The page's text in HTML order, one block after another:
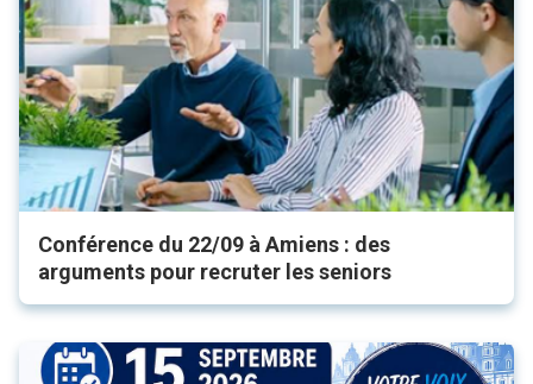
Conférence du 22/09 à Amiens : des
arguments pour recruter les seniors